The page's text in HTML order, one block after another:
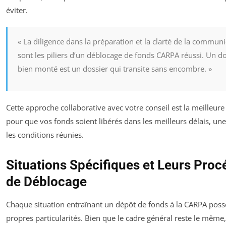
éviter.
« La diligence dans la préparation et la clarté de la
sont les piliers d’un déblocage de fonds CARPA réussi. Un
bien monté est un dossier qui transite sans encombre. »
Cette approche collaborative avec votre conseil est la
pour que vos fonds soient libérés dans les meilleurs délais,
les conditions réunies.
Situations Spécifiques et Leurs
de Déblocage
Chaque situation entraînant un dépôt de fonds à la CARPA
propres particularités. Bien que le cadre général reste le